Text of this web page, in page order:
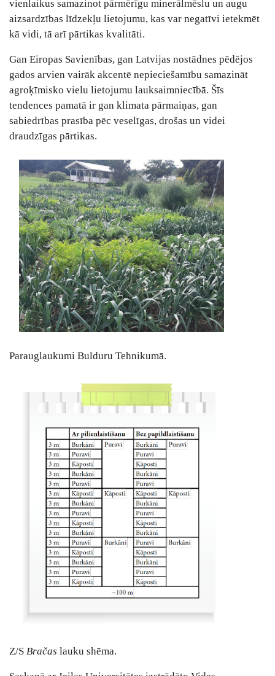
vienlaikus samazinot pārmērīgu minerālmēslu un augu
aizsardzības līdzekļu lietojumu, kas var negatīvi ietekmēt
kā vidi, tā arī pārtikas kvalitāti.
Gan Eiropas Savienības, gan Latvijas nostādnes pēdējos
gados arvien vairāk akcentē nepieciešamību samazināt
agroķīmisko vielu lietojumu lauksaimniecībā. Šīs
tendences pamatā ir gan klimata pārmaiņas, gan
sabiedrības prasība pēc veselīgas, drošas un videi
draudzīgas pārtikas.
Parauglaukumi Bulduru Tehnikumā.
Z/S Bračas lauku shēma.